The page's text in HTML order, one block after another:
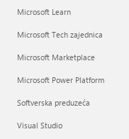
Microsoft Learn
Microsoft Tech zajednica
Microsoft Marketplace
Microsoft Power Platform
Softverska preduzeća
Visual Studio